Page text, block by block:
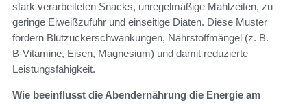
stark verarbeiteten Snacks, unregelmäßige Mahlzeiten, zu
geringe Eiweißzufuhr und einseitige Diäten. Diese Muster
fördern Blutzuckerschwankungen, Nährstoffmängel (z. B.
B‑Vitamine, Eisen, Magnesium) und damit reduzierte
Leistungsfähigkeit.
Wie beeinflusst die Abendernährung die Energie am